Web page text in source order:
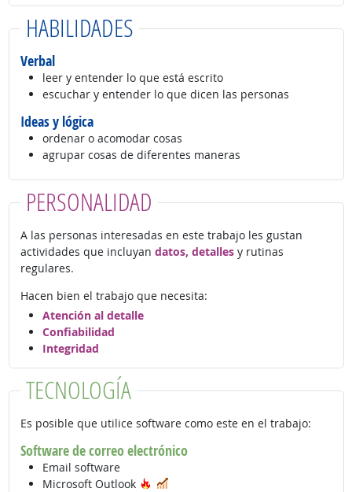
HABILIDADES
Verbal
leer y entender lo que está escrito
escuchar y entender lo que dicen las personas
Ideas y lógica
ordenar o acomodar cosas
agrupar cosas de diferentes maneras
PERSONALIDAD
A las personas interesadas en este trabajo les gustan
actividades que incluyan datos, detallesy rutinas
regulares.
Hacen bien el trabajo que necesita:
Atención al detalle
Confiabilidad
Integridad
TECNOLOGÍA
Es posible que utilice software como este en el trabajo:
Software de correo electrónico
Email software
Microsoft Outlook
Tecnología de moda